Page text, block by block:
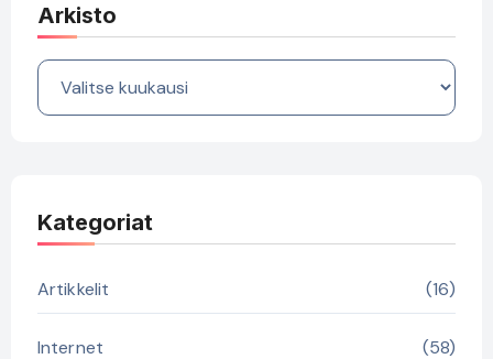
Arkisto
Arkisto
Kategoriat
Artikkelit (16)
Internet (58)